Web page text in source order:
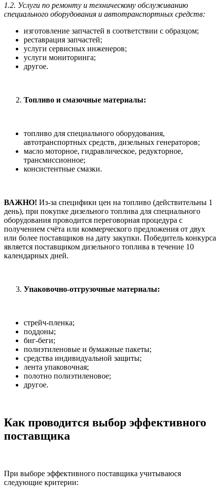
1.2. Услуги по ремонту и техническому обслуживанию
специального оборудования и автотранспортных средств:
изготовление запчастей в соответствии с образцом;
реставрация запчастей;
услуги сервисных инженеров;
услуги мониторинга;
другое.
Топливо и смазочные материалы:
топливо для специального оборудования,
автотранспортных средств, дизельных генераторов;
масло моторное, гидравлическое, редукторное,
трансмиссионное;
консистентные смазки.
ВАЖНО! Из-за специфики цен на топливо (действительны 1
день), при покупке дизельного топлива для специального
оборудования проводится переговорная процедура с
получением счёта или коммерческого предложения от двух
или более поставщиков на дату закупки. Победитель конкурса
является поставщиком дизельного топлива в течение 10
календарных дней.
Упаковочно-отгрузочные материалы:
стрейч-пленка;
поддоны;
биг-беги;
полиэтиленовые и бумажные пакеты;
средства индивидуальной защиты;
лента упаковочная;
полотно полиэтиленовое;
другое.
Как проводится выбор эффективного
поставщика
При выборе эффективного поставщика учитываюся
следующие критерии: